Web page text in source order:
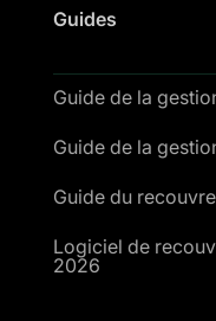
Guides
Guide de la
Guide de la
Guide du
Logiciel de
2026